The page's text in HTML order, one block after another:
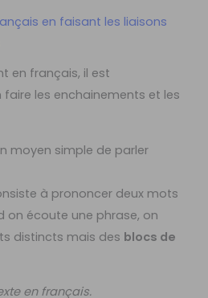
en faisant les liaisons
en français, il est
les enchainements et les
moyen simple de parler
à prononcer deux mots
on écoute une phrase, on
distincts mais des blocs de
en français.